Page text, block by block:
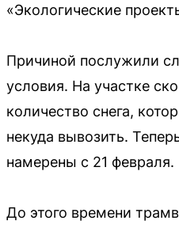
«Экологические
Причиной послужили
условия. На участке
количество снега,
некуда вывозить.
намерены с 21 февраля.
До этого времени